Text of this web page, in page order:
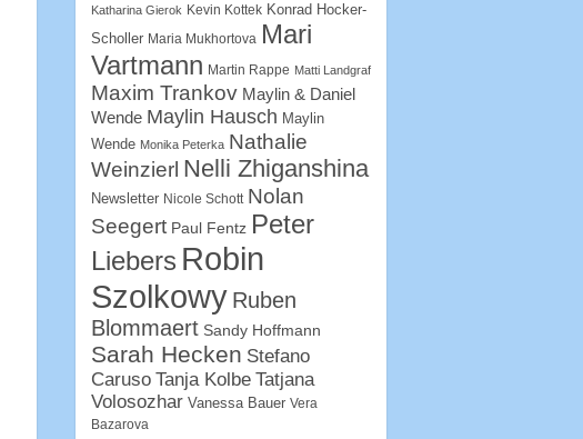
Katharina Gierok Kevin Kottek Konrad Hocker-
Scholler Maria Mukhortova Mari
Vartmann Martin Rappe Matti Landgraf
Maxim Trankov Maylin & Daniel
Wende Maylin Hausch Maylin
Wende Monika Peterka Nathalie
Weinzierl Nelli Zhiganshina
Newsletter Nicole Schott Nolan
Seegert Paul Fentz Peter
Liebers Robin
Szolkowy Ruben
Blommaert Sandy Hoffmann
Sarah Hecken Stefano
Caruso Tanja Kolbe Tatjana
Volosozhar Vanessa Bauer Vera
Bazarova